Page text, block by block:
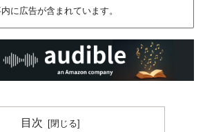
に広告が含まれています。
目次